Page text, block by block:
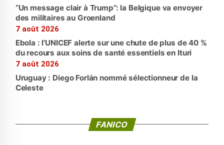
“Un message clair à Trump”: la Belgique va envoyer
des militaires au Groenland
7 août 2026
Ebola : l’UNICEF alerte sur une chute de plus de 40 %
du recours aux soins de santé essentiels en Ituri
7 août 2026
Uruguay : Diego Forlán nommé sélectionneur de la
Celeste
FANICO